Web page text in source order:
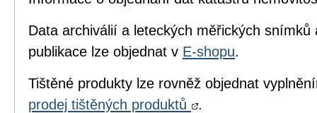
Data archiválií a leteckých měřických
publikace lze objednat v E-shopu.
Tištěné produkty lze rovněž objednat
prodej tištěných produktů
.